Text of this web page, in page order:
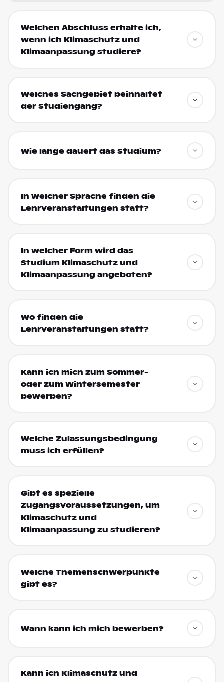
Welchen Abschluss erhalte ich,
wenn ich Klimaschutz und
Klimaanpassung studiere?
Welches Sachgebiet beinhaltet
der Studiengang?
Wie lange dauert das Studium?
In welcher Sprache finden die
Lehrveranstaltungen statt?
In welcher Form wird das
Studium Klimaschutz und
Klimaanpassung angeboten?
Wo finden die
Lehrveranstaltungen statt?
Kann ich mich zum Sommer-
oder zum Wintersemester
bewerben?
Welche Zulassungsbedingung
muss ich erfüllen?
Gibt es spezielle
Zugangsvoraussetzungen, um
Klimaschutz und
Klimaanpassung zu studieren?
Welche Themenschwerpunkte
gibt es?
Wann kann ich mich bewerben?
Kann ich Klimaschutz und